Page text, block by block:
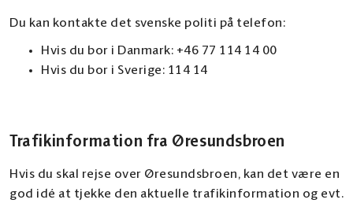
Du kan kontakte det svenske politi på telefon:
Hvis du bor i Danmark: +46 77 114 14 00
Hvis du bor i Sverige: 114 14
Trafikinformation fra Øresundsbroen
Hvis du skal rejse over Øresundsbroen, kan det være en
god idé at tjekke den aktuelle trafikinformation og evt.